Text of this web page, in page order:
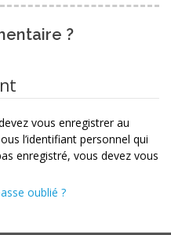
?
vous enregistrer au
l’identifiant personnel qui
enregistré, vous devez vous
oublié ?